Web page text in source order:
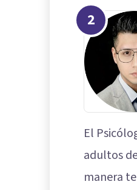
2
El
adultos
manera